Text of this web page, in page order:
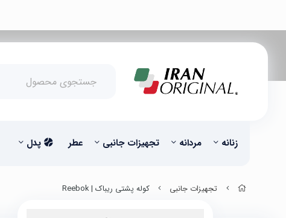
زنانه مردانه تجهیزات جانبی عطر پدل
تجهیزات جانبی کوله پشتی ریباک | Reebok